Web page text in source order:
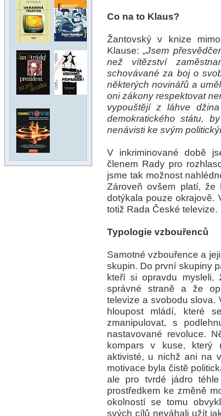
Co na to Klaus?
Žantovský v knize
Klause: „Jsem
než vítězství
schovávané za boj o
některých novinářů a
oni zákony respektovat
vypouštějí z láhve
demokratického státu,
nenávisti ke svým
V inkriminované době
členem Rady pro
jsme tak možnost
Zároveň ovšem platí, že
dotýkala pouze okrajově.
totiž Rada České televize.
Typologie vzbouřenců
Samotné vzbouřence a
skupin. Do první skupiny
kteří si opravdu
správné straně a že
televize a svobodu slova.
hloupost mládí, které
zmanipulovat, s
nastavované revoluce.
kompars v kuse, který
aktivisté, u nichž ani na
motivace byla čistě
ale pro tvrdé jádro
prostředkem ke změně
okolností se tomu
svých cílů neváhali užít